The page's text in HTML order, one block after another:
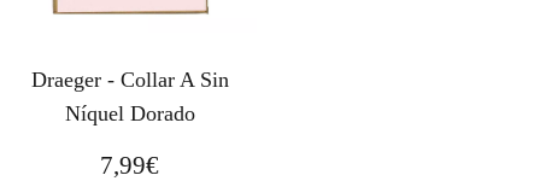
Draeger - Collar A Sin
Níquel Dorado
7,99€